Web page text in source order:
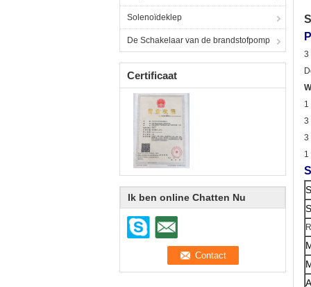
Solenoïdeklep
De Schakelaar van de brandstofpomp
Certificaat
Ik ben online Chatten Nu
3
1
3
3
1